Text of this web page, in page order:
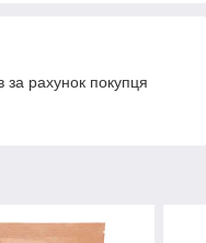
рахунок покупця